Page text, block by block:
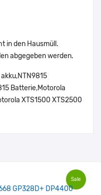
in den Hausmüll.
abgegeben werden.
Batterie,Motorola
XTS1500 XTS2500
Sale
GP328D+ DP4400